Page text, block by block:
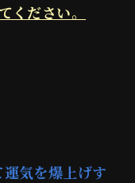
ください。
運気を爆上げす